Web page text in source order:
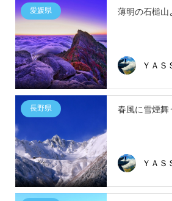
愛媛県 薄明の石槌山
ＹＡＳ
長野県 春風に雪煙舞
ＹＡＳ